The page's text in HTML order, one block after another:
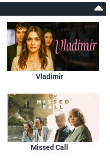
Vladimir
Missed Call